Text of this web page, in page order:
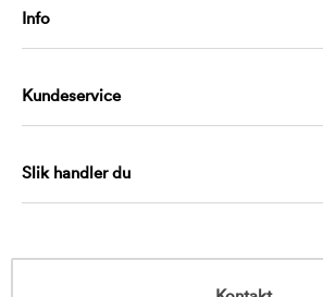
Info
Kundeservice
Slik handler du